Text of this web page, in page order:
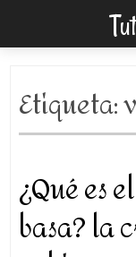
Etiqueta:
¿Qué es
basa? la